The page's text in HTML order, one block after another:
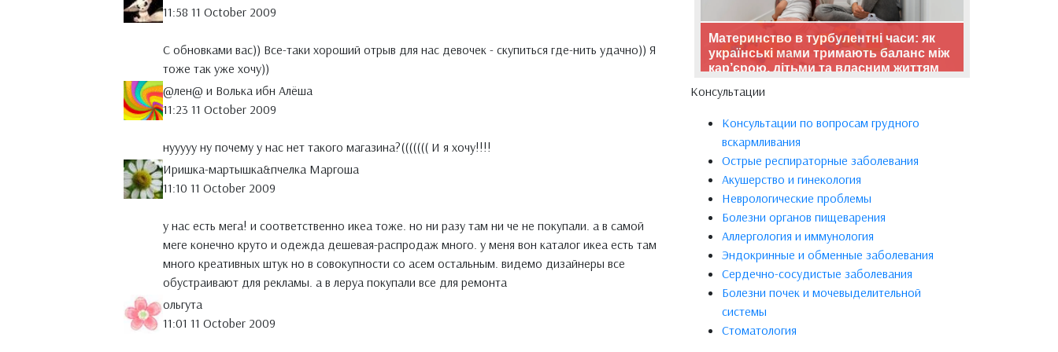
11:58 11 October 2009
С обновками вас)) Все-таки хороший отрыв для нас девочек - скупиться где-нить удачно)) Я
тоже так уже хочу))
@лен@ и Волька ибн Алёша
11:23 11 October 2009
нууууу ну почему у нас нет такого магазина?((((((( И я хочу!!!!
Иришка-мартышка&пчелка Маргоша
11:10 11 October 2009
у нас есть мега! и соответственно икеа тоже. но ни разу там ни че не покупали. а в самой
меге конечно круто и одежда дешевая-распродаж много. у меня вон каталог икеа есть там
много креативных штук но в совокупности со асем остальным. видемо дизайнеры все
обустраивают для рекламы. а в леруа покупали все для ремонта
ольгута
11:01 11 October 2009
Материнство в турбулентні часи: як
українські мами тримають баланс між
кар’єрою, дітьми та власним життям
Консультации
Консультации по вопросам грудного
вскармливания
Острые респираторные заболевания
Акушерство и гинекология
Неврологические проблемы
Болезни органов пищеварения
Аллергология и иммунология
Эндокринные и обменные заболевания
Сердечно-сосудистые заболевания
Болезни почек и мочевыделительной
системы
Стоматология